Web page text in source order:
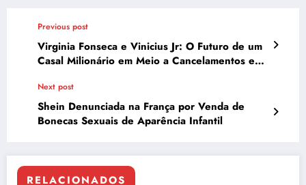
Previous post
Virginia Fonseca e Vinicius Jr: O Futuro de um
Casal Milionário em Meio a Cancelamentos e
Next post
Shein Denunciada na França por Venda de
Bonecas Sexuais de Aparência Infantil
RELACIONADOS